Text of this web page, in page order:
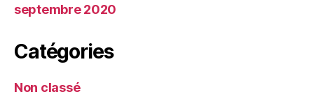
septembre 2020
Catégories
Non classé